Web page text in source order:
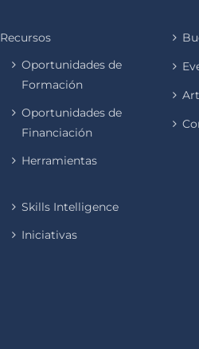
Recursos
Oportunidades de
Formación
Oportunidades de
Financiación
Herramientas
Skills Intelligence
Iniciativas